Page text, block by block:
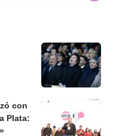
con
Plata: